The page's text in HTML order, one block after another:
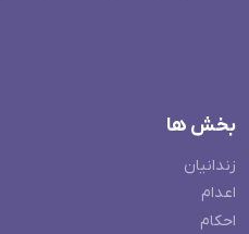
بخش ها
زندانیان
اعدام
احکام